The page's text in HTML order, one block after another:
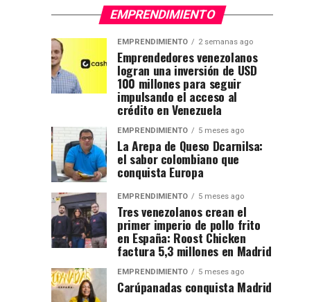
EMPRENDIMIENTO
EMPRENDIMIENTO 2 semanas ago
Emprendedores venezolanos
logran una inversión de USD
100 millones para seguir
impulsando el acceso al
crédito en Venezuela
EMPRENDIMIENTO 5 meses ago
La Arepa de Queso Dcarnilsa:
el sabor colombiano que
conquista Europa
EMPRENDIMIENTO 5 meses ago
Tres venezolanos crean el
primer imperio de pollo frito
en España: Roost Chicken
factura 5,3 millones en Madrid
EMPRENDIMIENTO 5 meses ago
Carúpanadas conquista Madrid